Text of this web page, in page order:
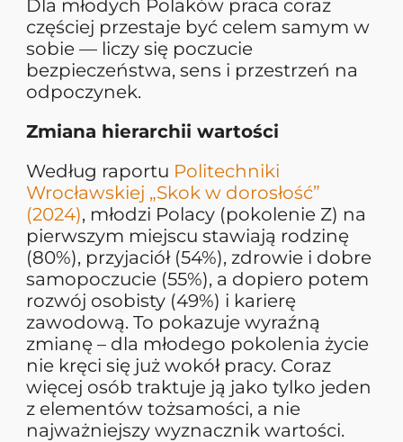
Dla młodych Polaków praca coraz
częściej przestaje być celem samym w
sobie — liczy się poczucie
bezpieczeństwa, sens i przestrzeń na
odpoczynek.
Zmiana hierarchii wartości
Według raportu Politechniki
Wrocławskiej „Skok w dorosłość”
(2024), młodzi Polacy (pokolenie Z) na
pierwszym miejscu stawiają rodzinę
(80%), przyjaciół (54%), zdrowie i dobre
samopoczucie (55%), a dopiero potem
rozwój osobisty (49%) i karierę
zawodową. To pokazuje wyraźną
zmianę – dla młodego pokolenia życie
nie kręci się już wokół pracy. Coraz
więcej osób traktuje ją jako tylko jeden
z elementów tożsamości, a nie
najważniejszy wyznacznik wartości.